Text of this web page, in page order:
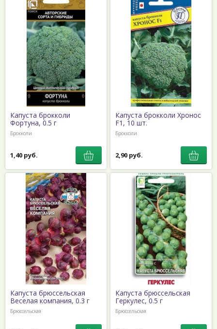
Капуста брокколи
Фортуна, 0.5 г
Брокколи
1,40 руб.
Капуста брокколи Хронос
F1, 10 шт.
Брокколи
2,90 руб.
Капуста брюссельская
Веселая компания, 0.3 г
Брюссельская
Капуста брюссельская
Геркулес, 0.5 г
Брюссельская